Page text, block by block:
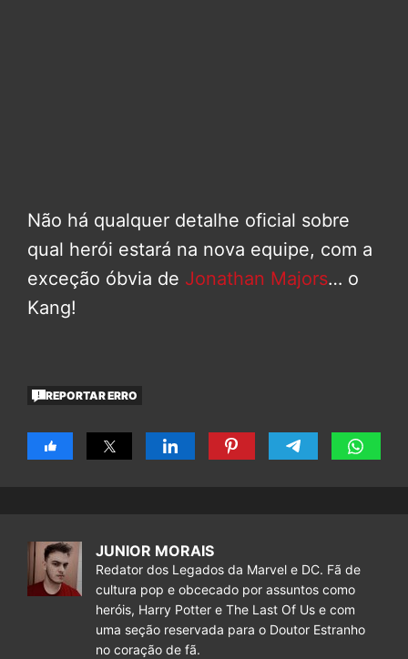
Não há qualquer detalhe oficial sobre
qual herói estará na nova equipe, com a
exceção óbvia de Jonathan Majors… o
Kang!
REPORTAR ERRO
JUNIOR MORAIS
Redator dos Legados da Marvel e DC. Fã de
cultura pop e obcecado por assuntos como
heróis, Harry Potter e The Last Of Us e com
uma seção reservada para o Doutor Estranho
no coração de fã.